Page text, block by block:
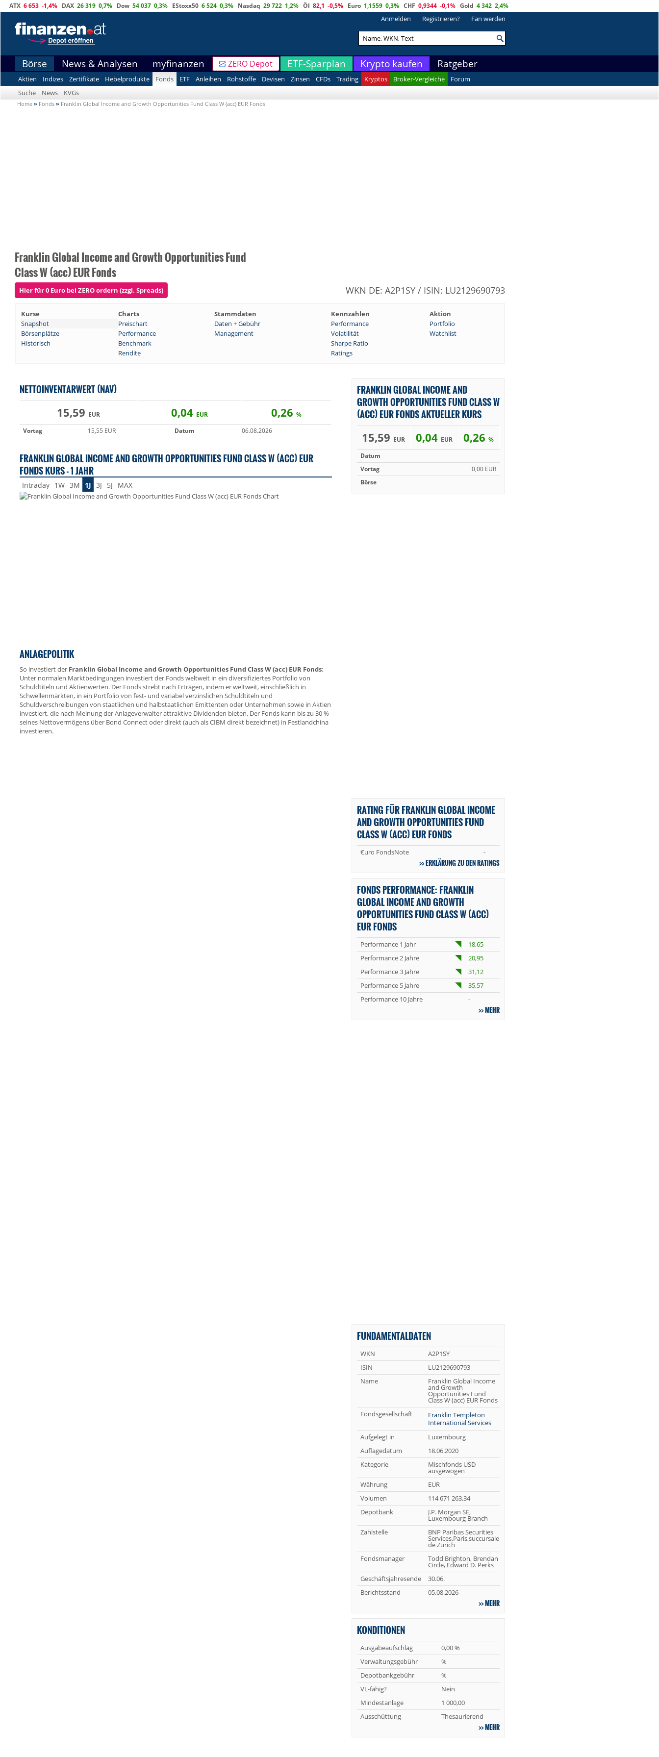
ATX 6 653 -1,4% DAX 26 319 0,7% Dow 54 037 0,3% EStoxx50 6 524 0,3% Nasdaq 29 722 1,2% Öl 82,1 -0,5% Euro 1,1559 0,3% CHF 0,9344 -0,1% Gold 4 342 2,4%
Anmelden Registrieren? Fan werden
Börse News & Analysen myfinanzen ZERO Depot ETF-Sparplan Krypto kaufen Ratgeber
Aktien Indizes Zertifikate Hebelprodukte Fonds ETF Anleihen Rohstoffe Devisen Zinsen CFDs Trading Kryptos Broker-Vergleiche
Forum
Suche
News KVGs
Home » Fonds » Franklin Global Income and Growth Opportunities Fund Class W (acc) EUR Fonds
Franklin Global Income and Growth Opportunities Fund
Class W (acc) EUR Fonds
Hier für 0 Euro bei ZERO ordern (zzgl. Spreads) WKN DE: A2P1SY / ISIN: LU2129690793
Kurse Charts Stammdaten Kennzahlen
Aktion
Snapshot
Preischart Daten + Gebühr Performance
Portfolio
Börsenplätze
Performance Management Volatilität
Watchlist
Historisch
Benchmark
Sharpe Ratio
Rendite
Ratings
NETTOINVENTARWERT (NAV)
15,59 EUR 0,04 EUR 0,26 %
Vortag
15,55 EUR Datum 06.08.2026
FRANKLIN GLOBAL INCOME AND GROWTH OPPORTUNITIES FUND CLASS W (ACC) EUR
FONDS KURS - 1 JAHR
Intraday 1W 3M 1J 3J 5J MAX
ANLAGEPOLITIK
So investiert der Franklin Global Income and Growth Opportunities Fund Class W (acc) EUR Fonds:
Unter normalen Marktbedingungen investiert der Fonds weltweit in ein diversifiziertes Portfolio von
Schuldtiteln und Aktienwerten. Der Fonds strebt nach Erträgen, indem er weltweit, einschließlich in
Schwellenmärkten, in ein Portfolio von fest- und variabel verzinslichen Schuldtiteln und
Schuldverschreibungen von staatlichen und halbstaatlichen Emittenten oder Unternehmen sowie in Aktien
investiert, die nach Meinung der Anlageverwalter attraktive Dividenden bieten. Der Fonds kann bis zu 30 %
seines Nettovermögens über Bond Connect oder direkt (auch als CIBM direkt bezeichnet) in Festlandchina
investieren.
FRANKLIN GLOBAL INCOME AND
GROWTH OPPORTUNITIES FUND CLASS W
(ACC) EUR FONDS AKTUELLER KURS
15,59 EUR 0,04 EUR 0,26%
Datum
Vortag
0,00 EUR
Börse
RATING FÜR FRANKLIN GLOBAL INCOME
AND GROWTH OPPORTUNITIES FUND
CLASS W (ACC) EUR FONDS
€uro FondsNote -
ERKLÄRUNG ZU DEN RATINGS
FONDS PERFORMANCE: FRANKLIN
GLOBAL INCOME AND GROWTH
OPPORTUNITIES FUND CLASS W (ACC)
EUR FONDS
Performance 1 Jahr
18,65
Performance 2 Jahre
20,95
Performance 3 Jahre
31,12
Performance 5 Jahre
35,57
Performance 10 Jahre
-
MEHR
FUNDAMENTALDATEN
WKN
A2P1SY
ISIN
LU2129690793
Name
Franklin Global Income
and Growth
Opportunities Fund
Class W (acc) EUR Fonds
Fondsgesellschaft
Franklin Templeton
International Services
Aufgelegt in
Luxembourg
Auflagedatum
18.06.2020
Kategorie
Mischfonds USD
ausgewogen
Währung
EUR
Volumen
114 671 263,34
Depotbank
J.P. Morgan SE,
Luxembourg Branch
Zahlstelle
BNP Paribas Securities
Services,Paris,succursale
de Zurich
Fondsmanager
Todd Brighton, Brendan
Circle, Edward D. Perks
Geschäftsjahresende
30.06.
Berichtsstand
05.08.2026
MEHR
KONDITIONEN
Ausgabeaufschlag
0,00 %
Verwaltungsgebühr
%
Depotbankgebühr
%
VL-fähig?
Nein
Mindestanlage
1 000,00
Ausschüttung
Thesaurierend
MEHR